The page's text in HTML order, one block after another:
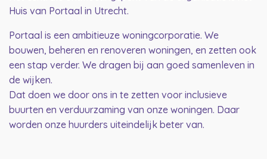
Huis van Portaal in Utrecht.
Portaal is een ambitieuze woningcorporatie. We
bouwen, beheren en renoveren woningen, en zetten ook
een stap verder. We dragen bij aan goed samenleven in
de wijken.
Dat doen we door ons in te zetten voor inclusieve
buurten en verduurzaming van onze woningen. Daar
worden onze huurders uiteindelijk beter van.